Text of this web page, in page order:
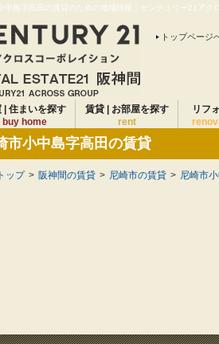
中島字高田の賃貸のための地域情報｜センチュリー21アク
トップページ
| 住まいを探す
buy home
賃貸 | お部屋を探す
rent
リフ
市小中島字高田の賃貸
ップ > 阪神間の賃貸 > 尼崎市の賃貸 > 尼崎市